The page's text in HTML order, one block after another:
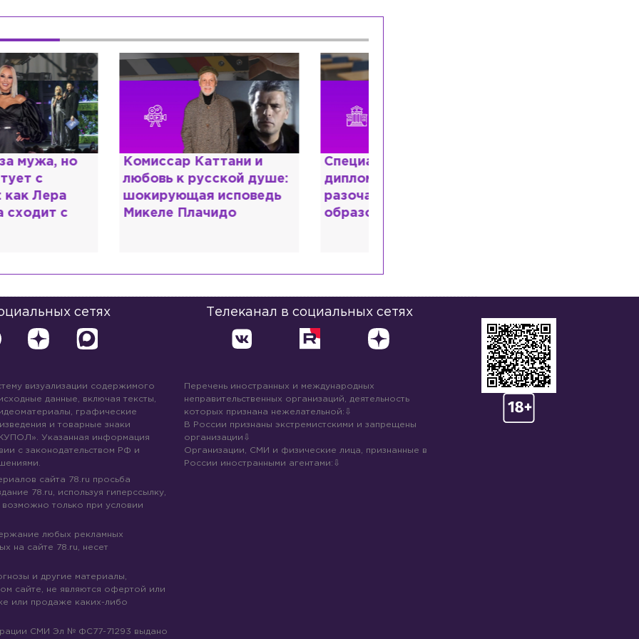
Каттани и
к русской душе:
исповедь
Плачидо
Специалист с напрасным
дипломом: почему мир
разочаровался в высшем
образовании?
сетях Телеканал в социальных сетях
визуализации содержимого
данные, включая тексты,
графические
и товарные знаки
Указанная информация
с законодательством РФ и
сайта 78.ru просьба
78.ru, используя гиперссылку,
возможно только при условии
любых рекламных
на сайте 78.ru, несет
и другие материалы,
сайте, не являются офертой или
или продаже каких-либо
СМИ Эл № ФС77-71293 выдано
Перечень иностранных и международных
неправительственных организаций, деятельность
которых признана нежелательной:
В России признаны экстремистскими и запрещены
организации
Организации, СМИ и физические лица, признанные в
России иностранными агентами: